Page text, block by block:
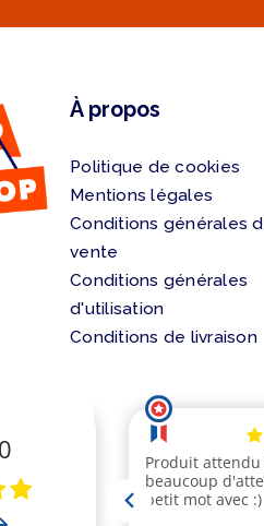
À propos
Politique de cookies
Mentions légales
Conditions générales
vente
Conditions générales
d'utilisation
Conditions de livraison